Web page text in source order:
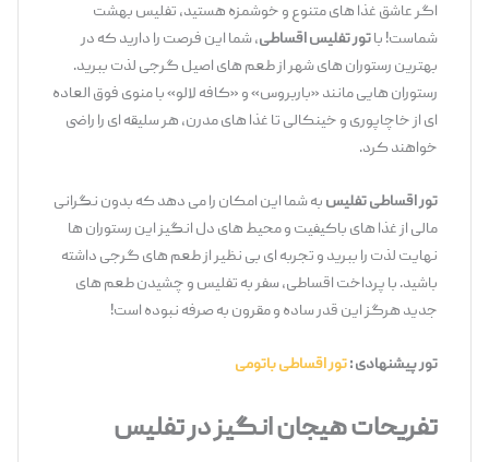
اگر عاشق غذا های متنوع و خوشمزه هستید، تفلیس بهشت
شماست! باتور تفلیس اقساطی، شما این فرصت را دارید که در
بهترین رستوران ‌های شهر از طعم ‌های اصیل گرجی لذت ببرید.
رستوران ‌هایی مانند «باربروس» و «کافه لالو» با منوی فوق ‌العاده
‌ای از خاچاپوری و خینکالی تا غذا های مدرن، هر سلیقه ‌ای را راضی
خواهند کرد.
تور اقساطی تفلیسبه شما این امکان را می ‌دهد که بدون نگرانی
مالی از غذا های باکیفیت و محیط ‌های دل ‌انگیز این رستوران ‌ها
نهایت لذت را ببرید و تجربه ‌ای بی ‌نظیر از طعم‌ های گرجی داشته
باشید. با پرداخت اقساطی، سفر به تفلیس و چشیدن طعم ‌های
جدید هرگز این ‌قدر ساده و مقرون ‌به ‌صرفه نبوده است!
تور پیشنهادی :تور اقساطی باتومی
تفریحات هیجان ‌انگیز در تفلیس